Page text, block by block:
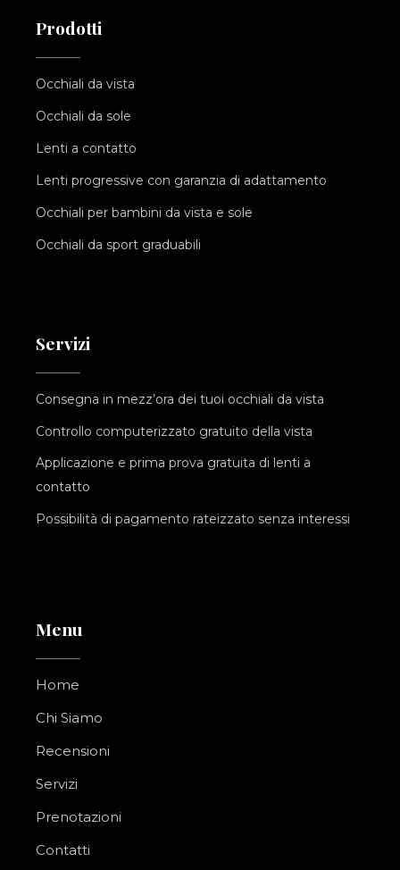
Prodotti
Occhiali da vista
Occhiali da sole
Lenti a contatto
Lenti progressive con garanzia di adattamento
Occhiali per bambini da vista e sole
Occhiali da sport graduabili
Servizi
Consegna in mezz’ora dei tuoi occhiali da vista
Controllo computerizzato gratuito della vista
Applicazione e prima prova gratuita di lenti a
contatto
Possibilità di pagamento rateizzato senza interessi
Menu
Home
Chi Siamo
Recensioni
Servizi
Prenotazioni
Contatti